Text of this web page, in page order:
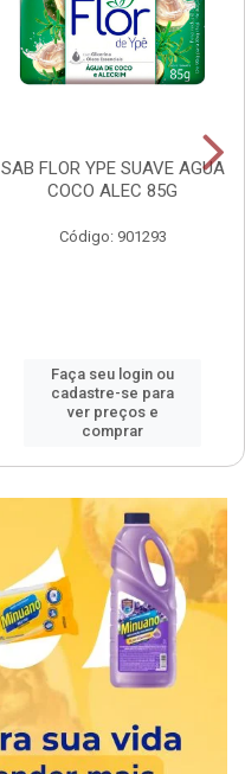
SAB FLOR YPE SUAVE AGUA
COCO ALEC 85G
Código: 901293
Faça seu login ou
cadastre-se para
ver preços e
comprar